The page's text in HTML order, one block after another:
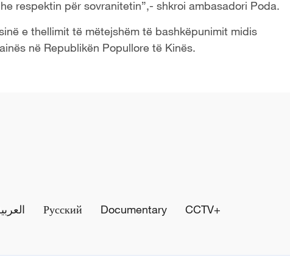
respektin për sovranitetin”,- shkroi ambasadori Poda.
e thellimit të mëtejshëm të bashkëpunimit midis
në Republikën Popullore të Kinës.
Русский Documentary CCTV+